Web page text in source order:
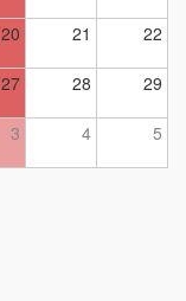
20 21 22
27 28 29
3 4 5